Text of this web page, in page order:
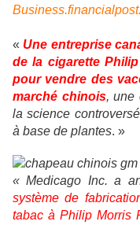
« Une entreprise
de la cigarette
pour vendre des
marché chinois, une
la science
à base de plantes. »
« Medicago Inc. a
système de
tabac à Philip Morris